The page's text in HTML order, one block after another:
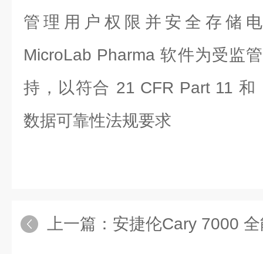
管理用户权限并安全存储
MicroLab Pharma 软件为受监
持，以符合 21 CFR Part 11 和
数据可靠性法规要求
上一篇： 安捷伦Cary 7000 全